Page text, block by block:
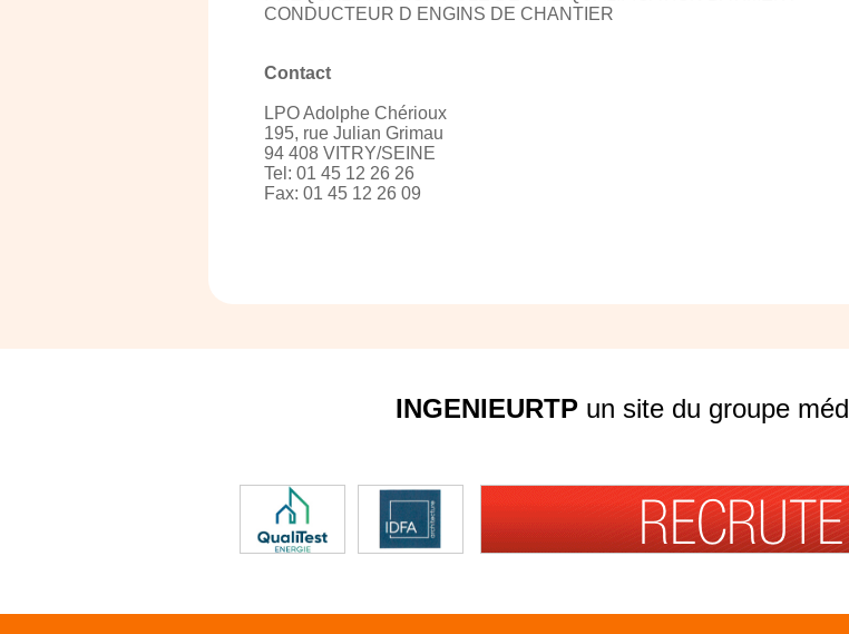
CONDUCTEUR D ENGINS DE CHANTIER
Contact
LPO Adolphe Chérioux
195, rue Julian Grimau
94 408 VITRY/SEINE
Tel: 01 45 12 26 26
Fax: 01 45 12 26 09
INGENIEURTPun site du groupe